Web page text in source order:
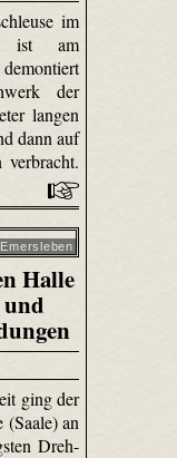
im
ist am
der
langen
dann auf
Halle
ging der
(Saale) an
Dreh-